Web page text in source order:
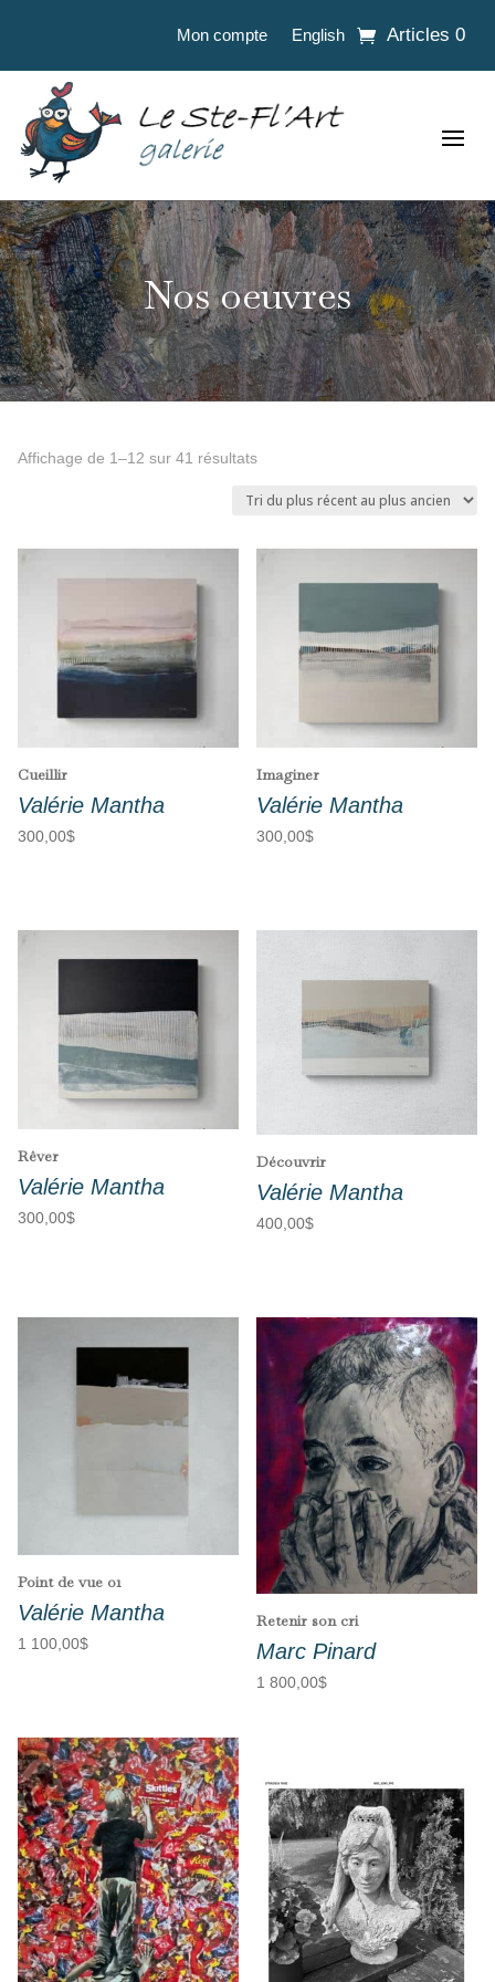
Mon compte English Articles 0
Nos oeuvres
Affichage de 1–12 sur 41 résultatsTrié
plus
au
Cueillir
Valérie Mantha
300,00$
Imaginer
Valérie Mantha
300,00$
Rêver
Valérie Mantha
300,00$
Découvrir
Valérie Mantha
400,00$
Point de vue 01
Valérie Mantha
1 100,00$
Retenir son cri
Marc Pinard
1 800,00$